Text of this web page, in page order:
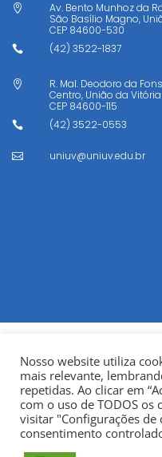

Av. Bento Munhoz da
São Basílio Magno,
CEP 84600-530
 (42) 3522-1837

R. Mal. Deodoro da
Centro, União da Vitória
CEP 84600-115
 (42) 3522-0553
 uniuv@uniuv.edu.br
© Copyright 2022
da Cidade de
Nosso website utiliza
mais relevante,
repetidas. Ao clicar em
com o uso de TODOS os
visitar "Configurações
consentimento